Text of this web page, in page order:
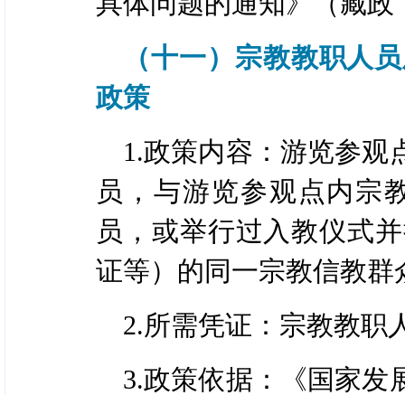
（十一）宗教教职人
政策
1.政策内容：游览参观
员，与游览参观点内宗
员，或举行过入教仪式
证等）的同一宗教信教
2.所需凭证：宗教教职
3.政策依据：《国家发